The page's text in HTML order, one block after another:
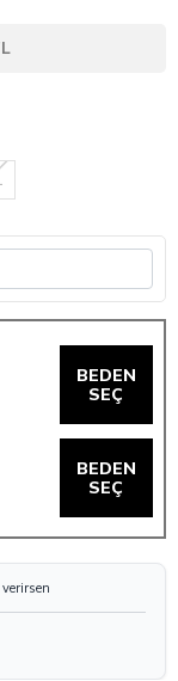
BEDEN
SEÇ
BEDEN
SEÇ